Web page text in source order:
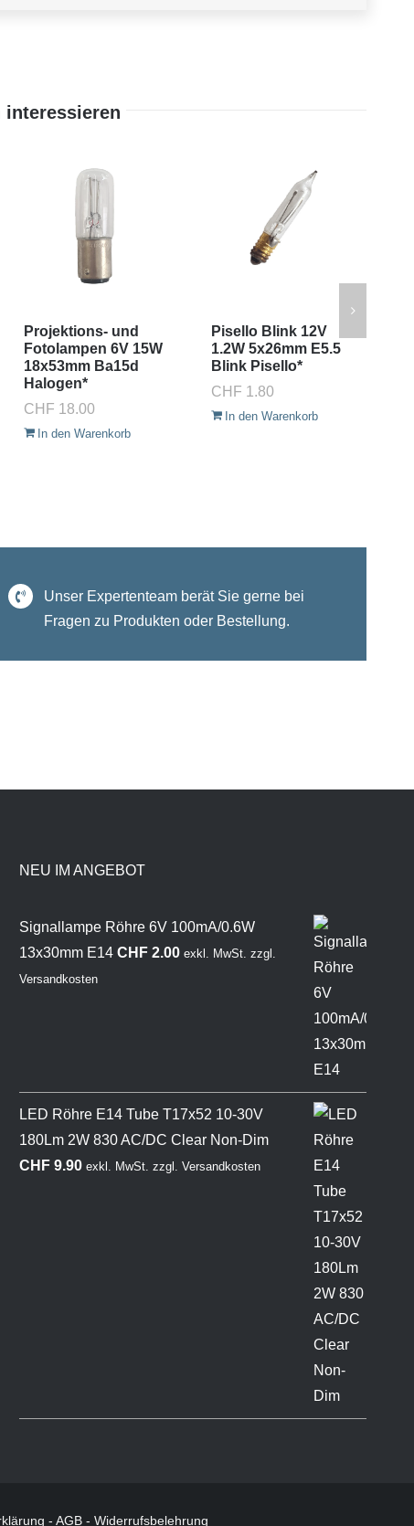
interessieren
Projektions- und
Fotolampen 6V 15W
18x53mm Ba15d
Halogen*
CHF 18.00
In den Warenkorb
Pisello Blink 12V
1.2W 5x26mm E5.5
Blink Pisello*
CHF 1.80
In den Warenkorb
Unser Expertenteam berät Sie gerne bei
Fragen zu Produkten oder Bestellung.
NEU IM ANGEBOT
Signallampe Röhre 6V 100mA/0.6W
13x30mm E14 CHF2.00 exkl. MwSt. zzgl.
Versandkosten
LED Röhre E14 Tube T17x52 10-30V
180Lm 2W 830 AC/DC Clear Non-Dim
CHF9.90 exkl. MwSt. zzgl. Versandkosten
- AGB- Widerrufsbelehrung